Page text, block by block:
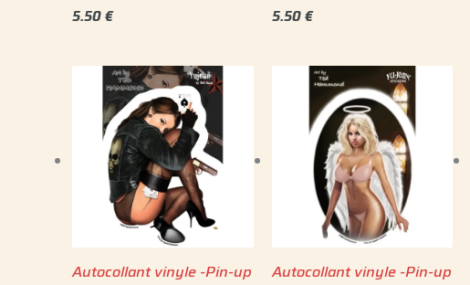
5.50€ 5.50€
Autocollant vinyle -Pin-up
Autocollant vinyle -Pin-up